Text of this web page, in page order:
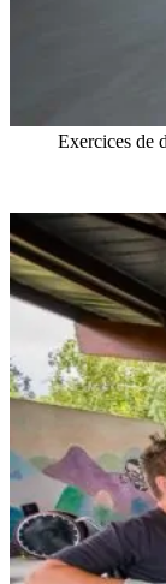
Exercices de